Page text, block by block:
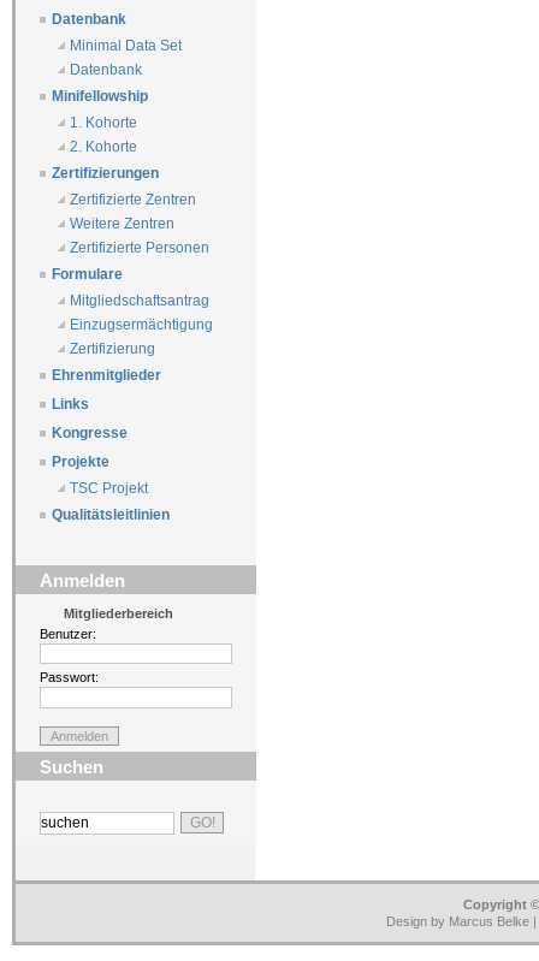
Datenbank
Minimal Data Set
Datenbank
Minifellowship
1. Kohorte
2. Kohorte
Zertifizierungen
Zertifizierte Zentren
Weitere Zentren
Zertifizierte Personen
Formulare
Mitgliedschaftsantrag
Einzugsermächtigung
Zertifizierung
Ehrenmitglieder
Links
Kongresse
Projekte
TSC Projekt
Qualitätsleitlinien
Anmelden
Mitgliederbereich
Benutzer:
Passwort:
Suchen
Copyright
Design by Marcus Belke